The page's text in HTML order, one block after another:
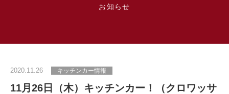
施設利用
学生生活
お知らせ
2020.11.26 キッチンカー情報
11月26日（木）キッチンカー！（クロワッサ